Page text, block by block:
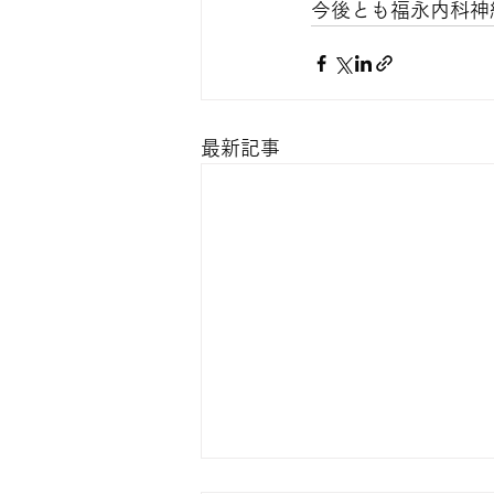
今後とも福永内科
最新記事